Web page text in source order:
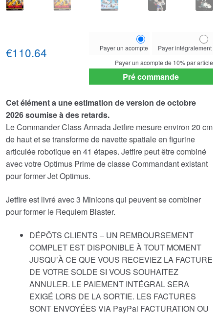
your
payment
Payer un acompte
Payer intégralement
Payer un acompte de 10%par article
Pré commande
€110.64
Cet élément a une estimation de version de octobre
2026 soumise à des retards.
Le Commander Class Armada Jetfire mesure environ 20 cm
de haut et se transforme de navette spatiale en figurine
articulée robotique en 41 étapes. Jetfire peut être combiné
avec votre Optimus Prime de classe Commandant existant
pour former Jet Optimus.
Jetfire est livré avec 3 Minicons qui peuvent se combiner
pour former le Requiem Blaster.
DÉPÔTS CLIENTS – UN REMBOURSEMENT
COMPLET EST DISPONIBLE À TOUT MOMENT
JUSQU’À CE QUE VOUS RECEVIEZ LA FACTURE
DE VOTRE SOLDE SI VOUS SOUHAITEZ
ANNULER. LE PAIEMENT INTÉGRAL SERA
EXIGÉ LORS DE LA SORTIE. LES FACTURES
SONT ENVOYÉES VIA PayPal FACTURATION OU